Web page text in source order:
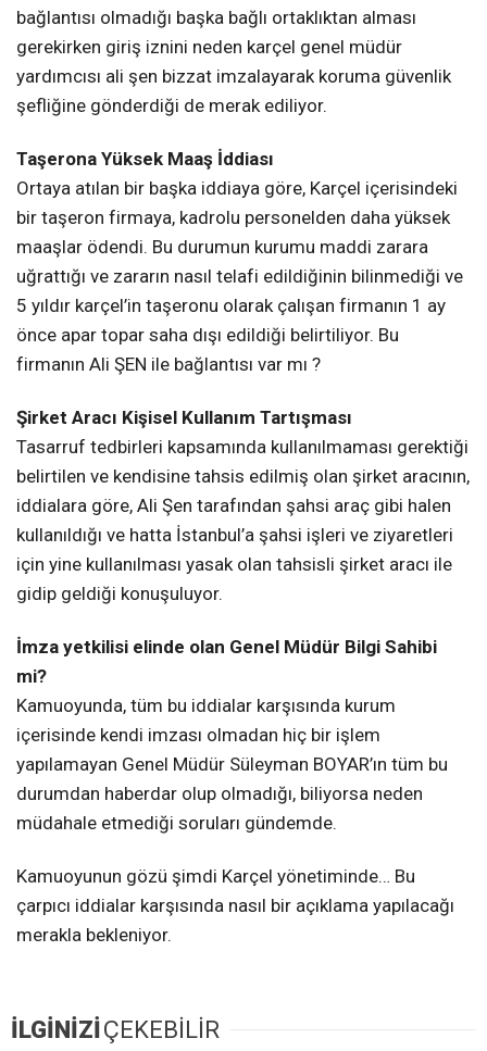
bağlantısı olmadığı başka bağlı ortaklıktan alması
gerekirken giriş iznini neden karçel genel müdür
yardımcısı ali şen bizzat imzalayarak koruma güvenlik
şefliğine gönderdiği de merak ediliyor.
Taşerona Yüksek Maaş İddiası
Ortaya atılan bir başka iddiaya göre, Karçel içerisindeki
bir taşeron firmaya, kadrolu personelden daha yüksek
maaşlar ödendi. Bu durumun kurumu maddi zarara
uğrattığı ve zararın nasıl telafi edildiğinin bilinmediği ve
5 yıldır karçel’in taşeronu olarak çalışan firmanın 1 ay
önce apar topar saha dışı edildiği belirtiliyor. Bu
firmanın Ali ŞEN ile bağlantısı var mı ?
Şirket Aracı Kişisel Kullanım Tartışması
Tasarruf tedbirleri kapsamında kullanılmaması gerektiği
belirtilen ve kendisine tahsis edilmiş olan şirket aracının,
iddialara göre, Ali Şen tarafından şahsi araç gibi halen
kullanıldığı ve hatta İstanbul’a şahsi işleri ve ziyaretleri
için yine kullanılması yasak olan tahsisli şirket aracı ile
gidip geldiği konuşuluyor.
İmza yetkilisi elinde olan Genel Müdür Bilgi Sahibi
mi?
Kamuoyunda, tüm bu iddialar karşısında kurum
içerisinde kendi imzası olmadan hiç bir işlem
yapılamayan Genel Müdür Süleyman BOYAR’ın tüm bu
durumdan haberdar olup olmadığı, biliyorsa neden
müdahale etmediği soruları gündemde.
Kamuoyunun gözü şimdi Karçel yönetiminde… Bu
çarpıcı iddialar karşısında nasıl bir açıklama yapılacağı
merakla bekleniyor.
İLGİNİZİÇEKEBİLİR